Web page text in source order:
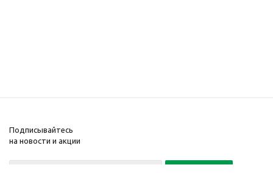
Подписывайтесь
на новости и акции